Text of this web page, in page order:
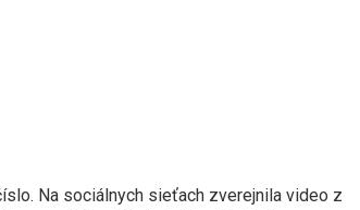
Na sociálnych sieťach zverejnila video z